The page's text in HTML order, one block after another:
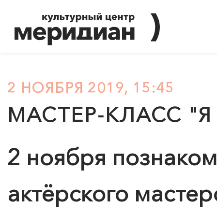
2 НОЯБРЯ 2019, 15:45
МАСТЕР-КЛАСС "Я
2 ноября
актёрского